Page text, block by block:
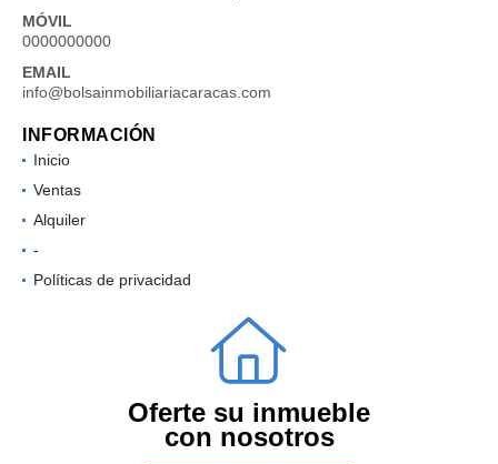
MÓVIL
0000000000
EMAIL
info@bolsainmobiliariacaracas.com
INFORMACIÓN
Inicio
Ventas
Alquiler
-
Políticas de privacidad
Oferte su inmueble
con nosotros